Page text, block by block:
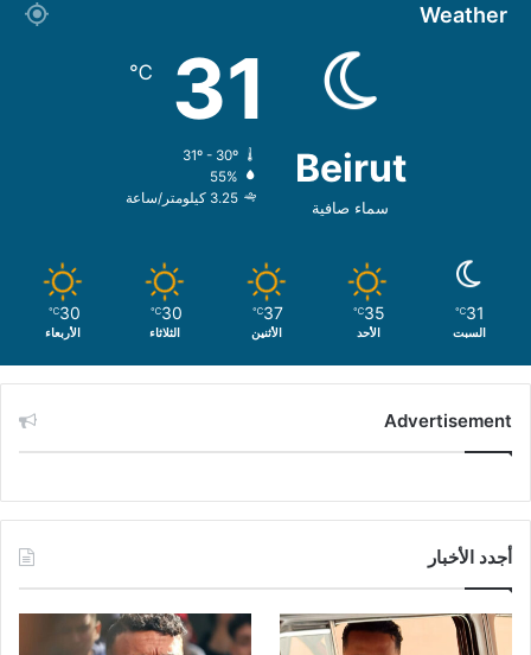
Weather
Beirut
سماء صافية
31
℃
31º - 30º
55%
3.25 كيلومتر/ساعة
31
℃
السبت
35
℃
الأحد
37
℃
الأثنين
30
℃
الثلاثاء
30
℃
الأربعاء
Advertisement
أجدد الأخبار